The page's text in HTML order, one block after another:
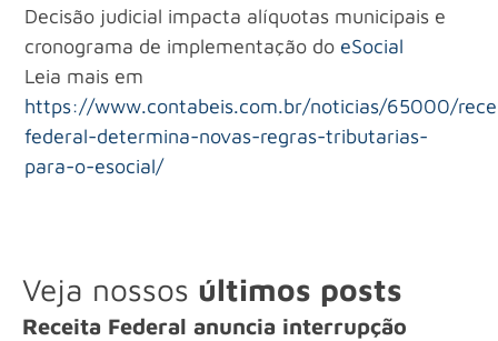
Decisão judicial impacta alíquotas municipais e
cronograma de implementação do eSocial
Leia mais em
https://www.contabeis.com.br/noticias/65000/
federal-determina-novas-regras-tributarias-
para-o-esocial/
Veja nossos últimos posts
Receita Federal anuncia interrupção